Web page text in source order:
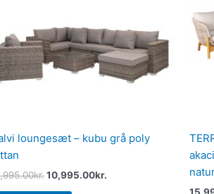
loungesæt – kubu grå poly
kr.10,995.00kr.